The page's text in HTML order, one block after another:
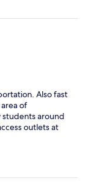
Also fast
of
students around
outlets at